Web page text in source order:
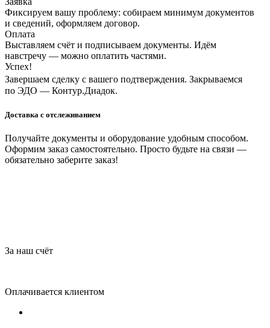
Фиксируем вашу проблему: собираем минимум документов
и сведений, оформляем договор.
Оплата
Выставляем счёт и подписываем документы. Идём
навстречу — можно оплатить частями.
Успех!
Завершаем сделку с вашего подтверждения. Закрываемся
по ЭДО — Контур.Диадок.
Доставка с отслеживанием
Получайте документы и оборудование удобным способом.
Оформим заказ самостоятельно. Просто будьте на связи —
обязательно заберите заказ!
За наш счёт
Оплачивается клиентом